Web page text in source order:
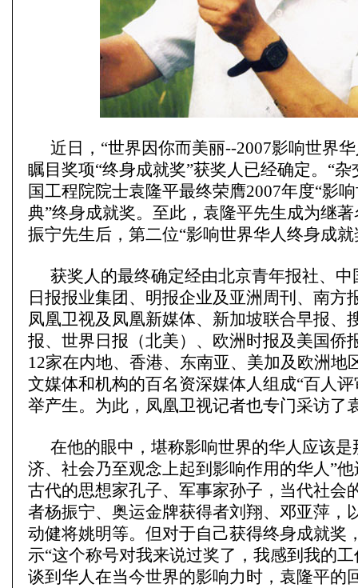
近日，“世界因你而美丽--2007影响世界
瞩目奖项“终身成就奖”获奖人已经确定。“杂
国工程院院士袁隆平最终荣膺2007年度“影
典”终身成就奖。至此，袁隆平先生成为继
振宁先生后，第二位“影响世界华人终身成就
获奖人的最终确定经由北京青年报社、
日报报业集团、明报企业及亚洲周刊、南方
凤凰卫视及凤凰新媒体、新加坡联合早报、
报、世界日报（北美）、欧洲时报及美国侨
12家在内地、香港、东南亚、美加及欧洲地
文媒体和机构的百名资深媒体人组成“百人
举产生。为此，凤凰卫视记者也专门采访了
在他的眼中，堪称影响世界的华人应该是
济、社会乃至观念上起到影响作用的华人”
古代的思想家孔子、军事家孙子，当代社会
者杨振宁、奥运金牌获得者刘翔、邓亚萍，
动健将姚明等。但对于自己获得终身成就奖
示“这个称号对我来说过奖了，我感到我的
谈到华人在当今世界的影响力时，袁隆平的